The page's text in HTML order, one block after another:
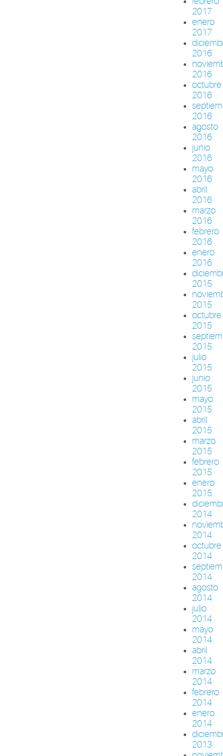
2017
enero
2017
2016
2016
octubre
2016
2016
agosto
2016
junio
2016
mayo
2016
abril
2016
marzo
2016
febrero
2016
enero
2016
2015
2015
octubre
2015
2015
julio
2015
junio
2015
mayo
2015
abril
2015
marzo
2015
febrero
2015
enero
2015
2014
2014
octubre
2014
2014
agosto
2014
julio
2014
mayo
2014
abril
2014
marzo
2014
febrero
2014
enero
2014
2013